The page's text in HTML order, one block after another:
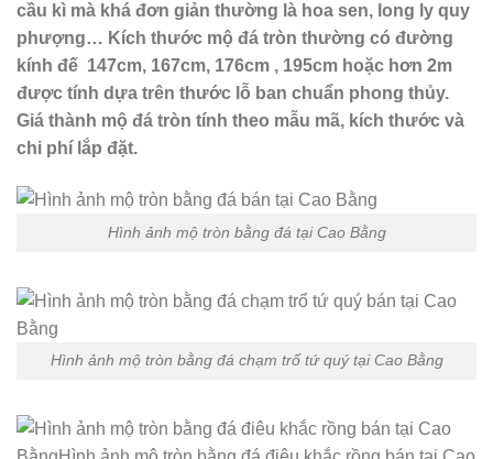
cầu kì mà khá đơn giản thường là hoa sen, long ly quy
phượng… Kích thước mộ đá tròn thường có đường
kính đế 147cm, 167cm, 176cm , 195cm hoặc hơn 2m
được tính dựa trên thước lỗ ban chuẩn phong thủy.
Giá thành mộ đá tròn tính theo mẫu mã, kích thước và
chi phí lắp đặt.
Hình ảnh mộ tròn bằng đá tại Cao Bằng
Hình ảnh mộ tròn bằng đá chạm trổ tứ quý tại Cao Bằng